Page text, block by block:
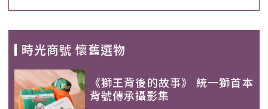
時光商號 懷舊選物
《獅王背後的故事》 統一獅首本
背號傳承攝影集